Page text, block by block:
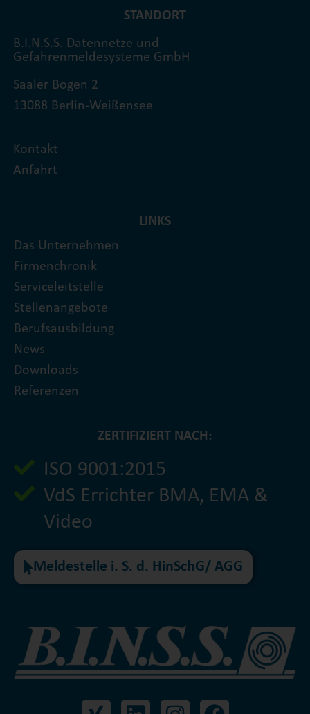
STANDORT
B.I.N.S.S. Datennetze und
Gefahrenmeldesysteme GmbH
Saaler Bogen 2
13088 Berlin-Weißensee
Kontakt
Anfahrt
LINKS
Das Unternehmen
Firmenchronik
Serviceleitstelle
Stellenangebote
Berufsausbildung
News
Downloads
Referenzen
ZERTIFIZIERT NACH:
ISO 9001:2015
VdS Errichter BMA, EMA &
Video
Meldestelle i. S. d. HinSchG/ AGG